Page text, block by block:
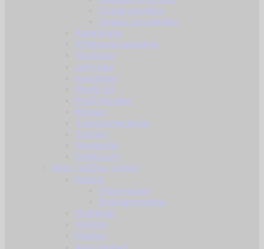
Ostale svjetiljke
Dodaci za svjetiljke
Kampiranje
Prijenosna napajanja
Novčanici
Jelo i piće
Karabineri
Medic kit
Preživljavanje
Ruksaci
Transportne torbe
Torbice
Navigacija
Dalekozori
Alati - sječiva - noževi
Noževi
Fiksni noževi
Preklopni noževi
Multialati
Mačete
Mačevi